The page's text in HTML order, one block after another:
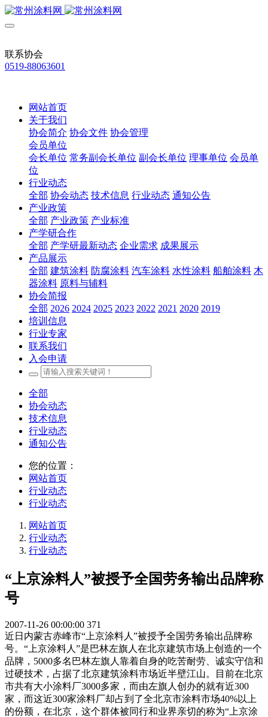
联系协会
0519-88063601
网站首页
关于我们
协会简介 协会文件 协会管理
会员单位
会长单位 常务副会长单位 副会长单位 理事单位 会员单
位
行业动态
全部 协会动态 技术信息 行业动态 通知公告
产业政策
全部 产业政策 产业标准
产学研合作
全部 产学研最新动态 企业需求 成果展示
产品展示
全部 建筑涂料 防腐涂料 汽车涂料 水性涂料 船舶涂料 木
器涂料 原料与辅料
协会简报
全部 2026 2024 2025 2023 2022 2021 2020 2019
培训信息
行业专家
联系我们
入会申请
全部
协会动态
技术信息
行业动态
通知公告
您的位置：
网站首页
行业动态
行业动态
网站首页
行业动态
行业动态
“上京涂料人”被授予全国劳务输出品牌称
号
2007-11-26 00:00:00 371
近日内蒙古赤峰市“上京涂料人”被授予全国劳务输出品牌称
号。“上京涂料人”是巴林左旗人在北京建筑市场上创造的一个
品牌，5000多名巴林左旗人靠着自身的吃苦耐劳、诚实守信和
过硬技术，占据了北京建筑涂料市场近半壁江山。目前在北京
市共有大小涂料厂3000多家，而由左旗人创办的就有近300
家，而这近300家涂料厂却占到了全北京市涂料市场40%以上
的份额，在北京，这个群体被同行和业界亲切的称为“上京涂